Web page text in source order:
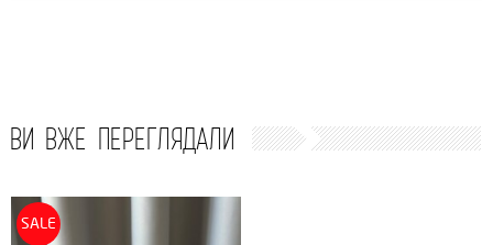
ВИ ВЖЕ ПЕРЕГЛЯДАЛИ
SALE